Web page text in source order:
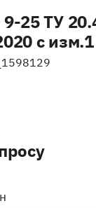
25 ТУ
с изм.1